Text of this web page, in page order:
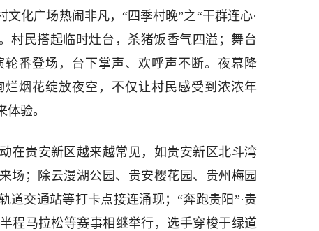
文化广场热闹非凡，“四季村晚”之“干群连心·
村民搭起临时灶台，杀猪饭香气四溢；舞台
番登场，台下掌声、欢呼声不断。夜幕降
烟花绽放夜空，不仅让村民感受到浓浓年
验。
在贵安新区越来越常见，如贵安新区北斗湾
场；除云漫湖公园、贵安樱花园、贵州梅园
道交通站等打卡点接连涌现；“奔跑贵阳”·贵
程马拉松等赛事相继举行，选手穿梭于绿道